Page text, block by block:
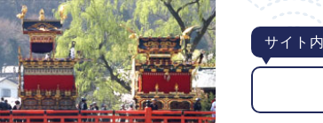
サイト